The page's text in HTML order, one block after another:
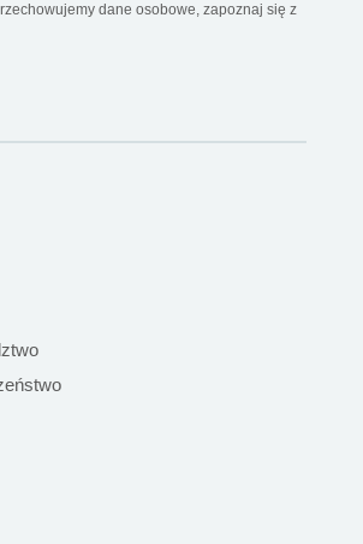
dane osobowe, zapoznaj się z